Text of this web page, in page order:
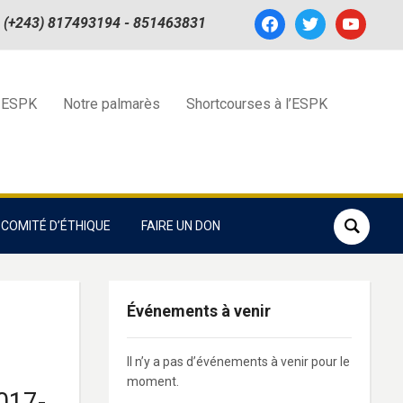
facebooktwitter youtube
(+243) 817493194 - 851463831
Notre palmarès Shortcourses à l’ESPK
COMITÉ D’ÉTHIQUE FAIRE UN DON
Événements à venir
Il n’y a pas d’événements à venir pour le
moment.